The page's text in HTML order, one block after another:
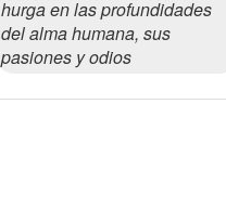
hurga en las profundidades
del alma humana, sus
pasiones y odios